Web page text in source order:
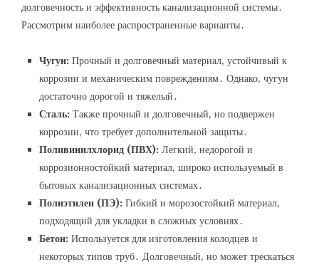
долговечность и эффективность канализационной системы․
Рассмотрим наиболее распространенные варианты․
Чугун: Прочный и долговечный материал‚ устойчивый к
коррозии и механическим повреждениям․ Однако‚ чугун
достаточно дорогой и тяжелый․
Сталь: Также прочный и долговечный‚ но подвержен
коррозии‚ что требует дополнительной защиты․
Поливинилхлорид (ПВХ): Легкий‚ недорогой и
коррозионностойкий материал‚ широко используемый в
бытовых канализационных системах․
Полиэтилен (ПЭ): Гибкий и морозостойкий материал‚
подходящий для укладки в сложных условиях․
Бетон: Используется для изготовления колодцев и
некоторых типов труб․ Долговечный‚ но может трескаться